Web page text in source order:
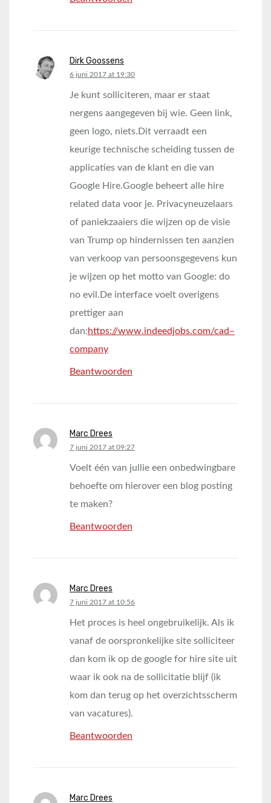
Dirk Goossens
says:
6 juni 2017 at 19:30
Je kunt solliciteren, maar er staat
nergens aangegeven bij wie. Geen link,
geen logo, niets.Dit verraadt een
keurige technische scheiding tussen de
applicaties van de klant en die van
Google Hire.Google beheert alle hire
related data voor je. Privacyneuzelaars
of paniekzaaiers die wijzen op de visie
van Trump op hindernissen ten aanzien
van verkoop van persoonsgegevens kun
je wijzen op het motto van Google: do
no evil.De interface voelt overigens
prettiger aan
dan:https://www.indeedjobs.com/cad–
company
Beantwoorden
Marc Drees
says:
7 juni 2017 at 09:27
Voelt één van jullie een onbedwingbare
behoefte om hierover een blog posting
te maken?
Beantwoorden
Marc Drees
says:
7 juni 2017 at 10:56
Het proces is heel ongebruikelijk. Als ik
vanaf de oorspronkelijke site solliciteer
dan kom ik op de google for hire site uit
waar ik ook na de sollicitatie blijf (ik
kom dan terug op het overzichtsscherm
van vacatures).
Beantwoorden
Marc Drees